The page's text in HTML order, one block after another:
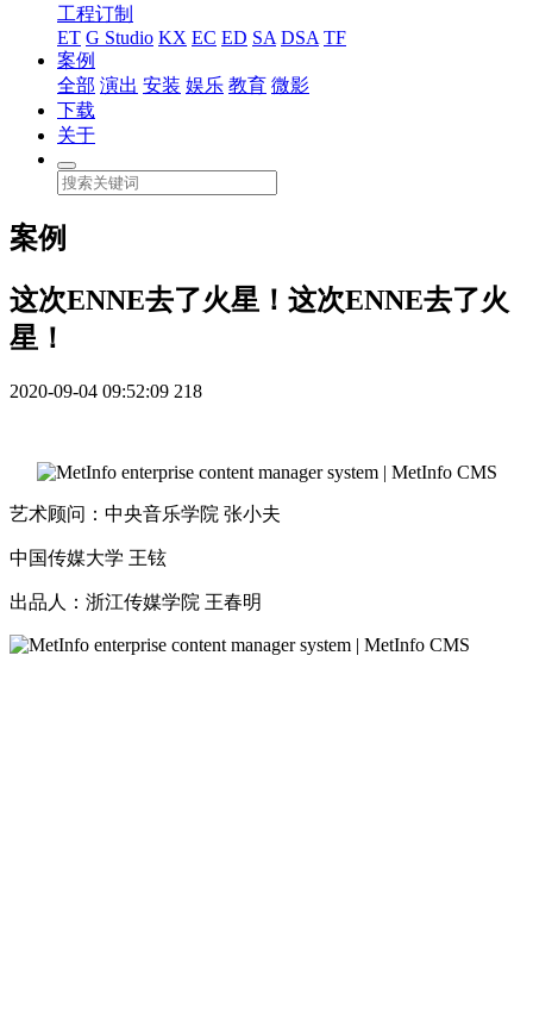
工程订制
ET G Studio KX EC ED SA DSA TF
案例
全部 演出 安装 娱乐 教育 微影
下载
关于
案例
这次ENNE去了火星！这次ENNE去了火
星！
2020-09-04 09:52:09 218
艺术顾问：中央音乐学院 张小夫
中国传媒大学 王铉
出品人：浙江传媒学院 王春明